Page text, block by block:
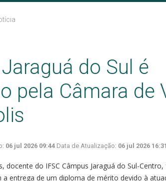
do Sul é
pela Câmara de
06 jul 2026 09:44 Data de Atualização: 06 jul 2026 16:31
docente do IFSC Câmpus Jaraguá do Sul-
a entrega de um diploma de mérito devido à